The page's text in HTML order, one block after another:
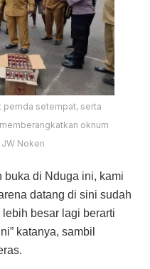
pemda setempat, serta
oknum
Noken
buka di Nduga ini, kami
datang di sini sudah
besar lagi berarti
katanya, sambil